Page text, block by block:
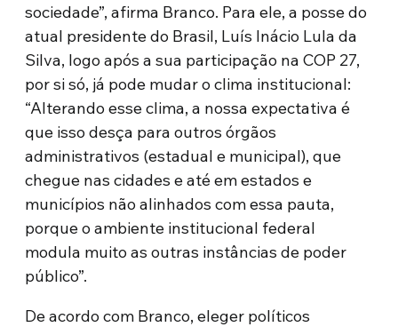
sociedade”, afirma Branco. Para ele, a posse do
atual presidente do Brasil, Luís Inácio Lula da
Silva, logo após a sua participação na COP 27,
por si só, já pode mudar o clima institucional:
“Alterando esse clima, a nossa expectativa é
que isso desça para outros órgãos
administrativos (estadual e municipal), que
chegue nas cidades e até em estados e
municípios não alinhados com essa pauta,
porque o ambiente institucional federal
modula muito as outras instâncias de poder
público”.
De acordo com Branco, eleger políticos